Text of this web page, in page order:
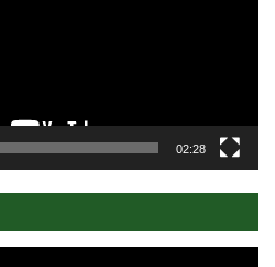
02:28